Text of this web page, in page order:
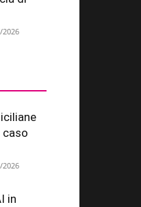
2026
caso
2026
in